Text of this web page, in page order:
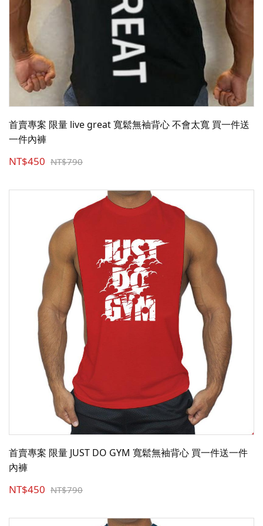
首賣專案 限量 live great 寬鬆無袖背心 不會太寬 買一件送
一件內褲
NT$450 NT$790
首賣專案 限量 JUST DO GYM 寬鬆無袖背心 買一件送一件
內褲
NT$450 NT$790